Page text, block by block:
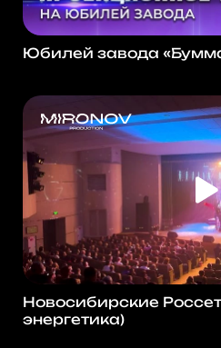
Юбилей завода
Новосибирские
энергетика)